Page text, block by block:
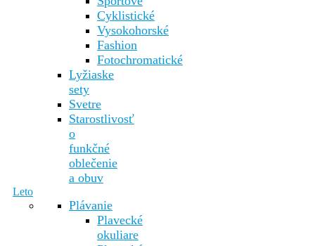
Cyklistické
Vysokohorské
Fashion
Fotochromatické
Lyžiaske
sety
Svetre
Starostlivosť
o
funkčné
oblečenie
a obuv
Leto
Plávanie
Plavecké
okuliare